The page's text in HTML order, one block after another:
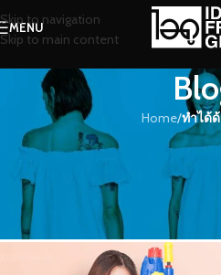
Skip to navigation
Skip to main content
MENU
Home/ทำได้ด้
ทำได้ด้วยตัว
5 น้ำหอม ดับกลิ่น
ตลอดสง
น้องน้ำหอม On